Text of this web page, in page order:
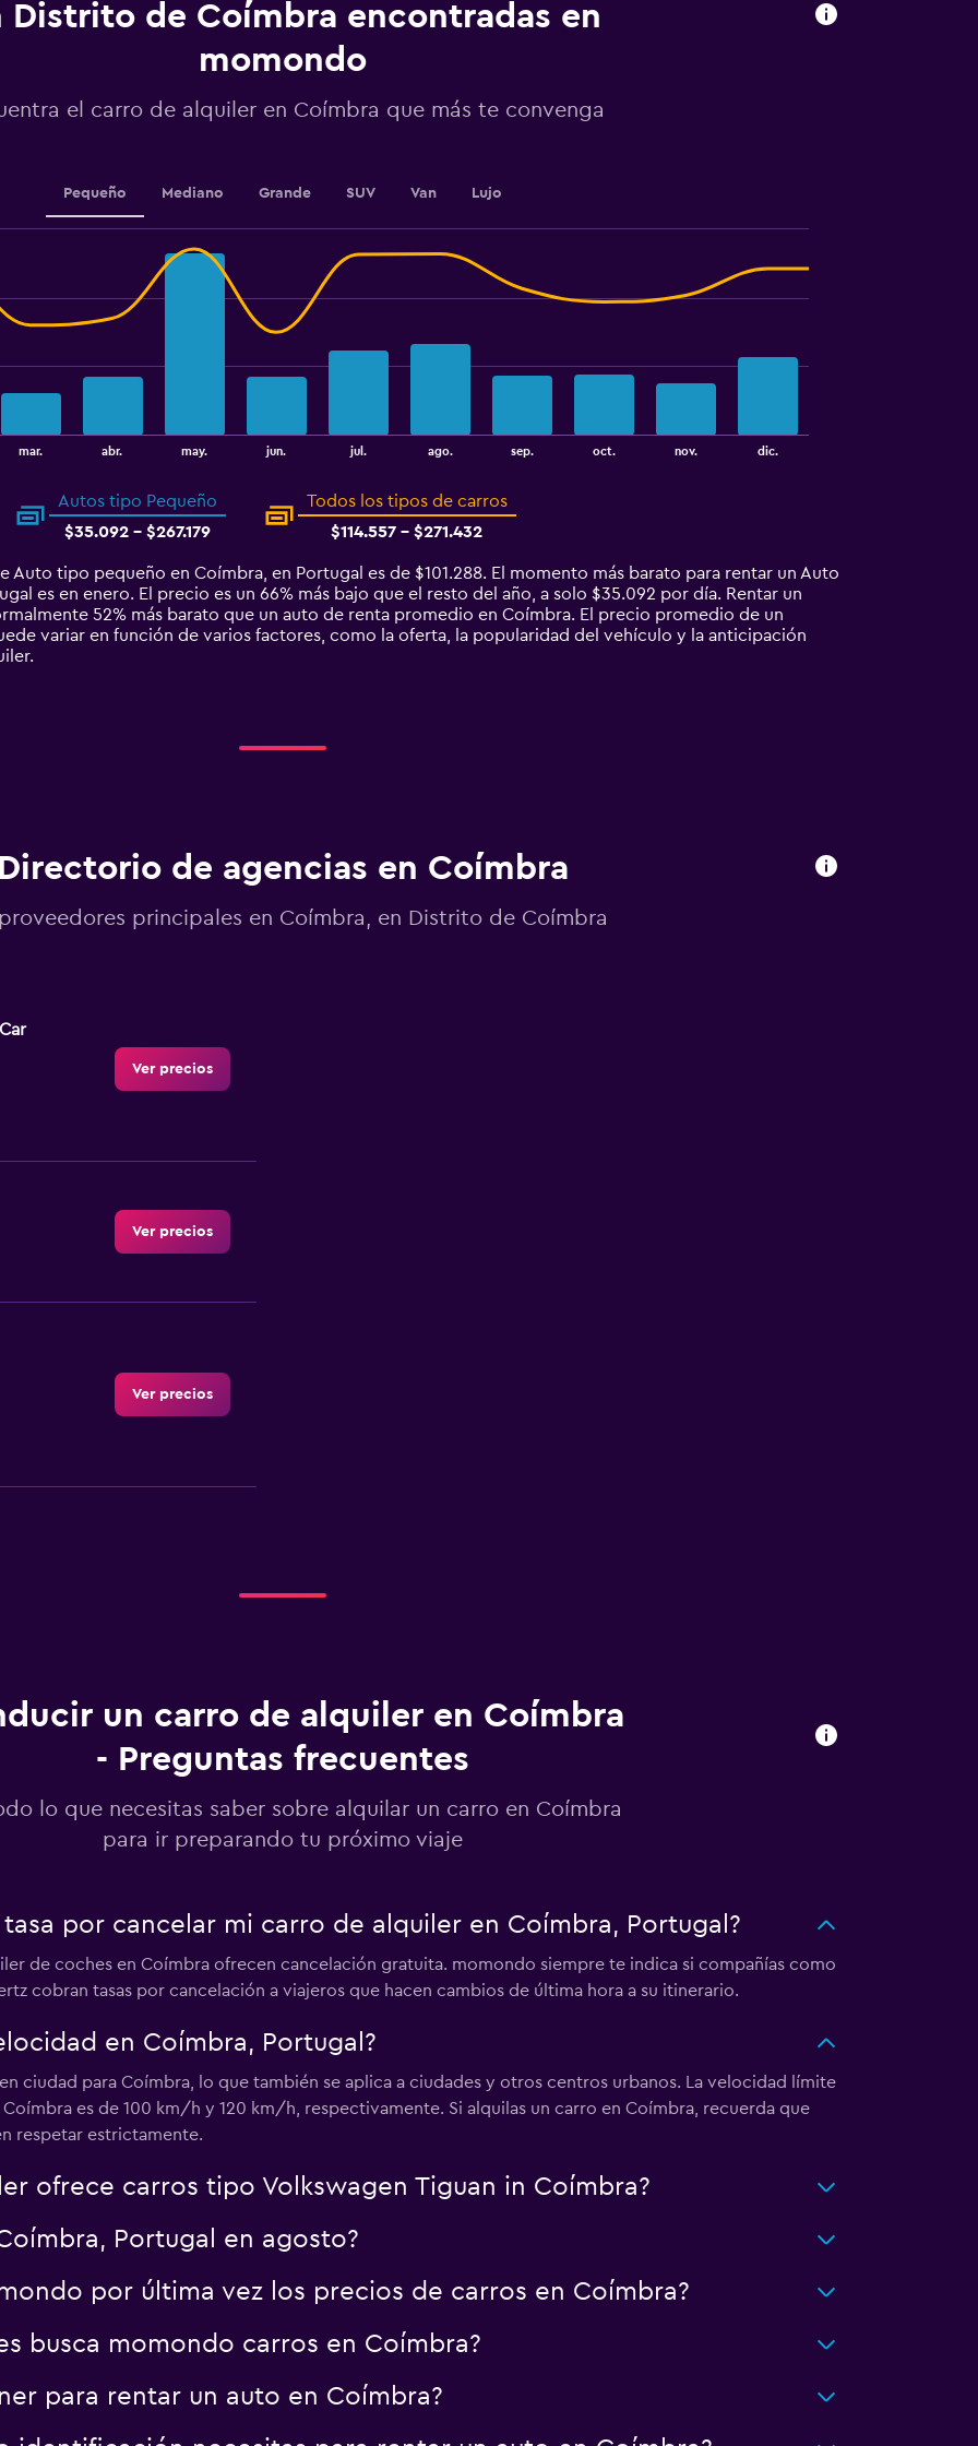
displaying
values.
75000.
Distrito de Coímbra encontradas en
momondo
el carro de alquiler en Coímbra que más te convenga
Pequeño Mediano Grande SUV Van Lujo
mar. abr. may. jun. jul. ago. sep. oct. nov. dic.
Autos tipo Pequeño
$35.092 - $267.179
Todos los tipos de carros
$114.557 - $271.432
tipo pequeño en Coímbra, en Portugal es de $101.288. El momento más barato para rentar un Auto
es en enero. El precio es un 66% más bajo que el resto del año, a solo $35.092 por día. Rentar un
52% más barato que un auto de renta promedio en Coímbra. El precio promedio de un
variar en función de varios factores, como la oferta, la popularidad del vehículo y la anticipación
de agencias en Coímbra
principales en Coímbra, en Distrito de Coímbra
Ver precios
Ver precios
Ver precios
Ver precios
Ver precios
un carro de alquiler en Coímbra
- Preguntas frecuentes
lo que necesitas saber sobre alquilar un carro en Coímbra
para ir preparando tu próximo viaje
por cancelar mi carro de alquiler en Coímbra, Portugal?
de coches en Coímbra ofrecen cancelación gratuita. momondo siempre te indica si compañías como
cobran tasas por cancelación a viajeros que hacen cambios de última hora a su itinerario.
en Coímbra, Portugal?
ciudad para Coímbra, lo que también se aplica a ciudades y otros centros urbanos. La velocidad límite
es de 100 km/h y 120 km/h, respectivamente. Si alquilas un carro en Coímbra, recuerda que
respetar estrictamente.
ofrece carros tipo Volkswagen Tiguan in Coímbra?
Portugal en agosto?
por última vez los precios de carros en Coímbra?
busca momondo carros en Coímbra?
para rentar un auto en Coímbra?